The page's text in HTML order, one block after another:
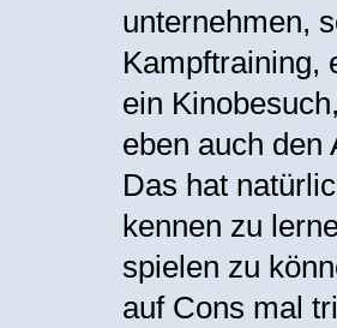
unternehmen,
Kampftraining,
ein
eben auch den
Das hat
kennen zu
spielen zu
auf Cons mal